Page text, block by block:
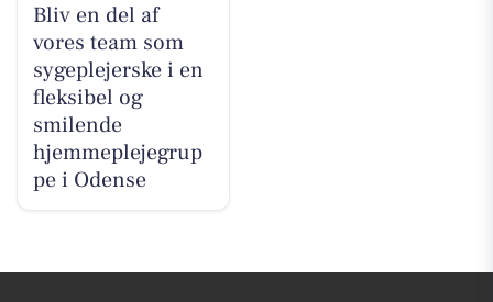
Bliv en del af
vores team som
sygeplejerske i en
fleksibel og
smilende
hjemmeplejegrup
pe i Odense